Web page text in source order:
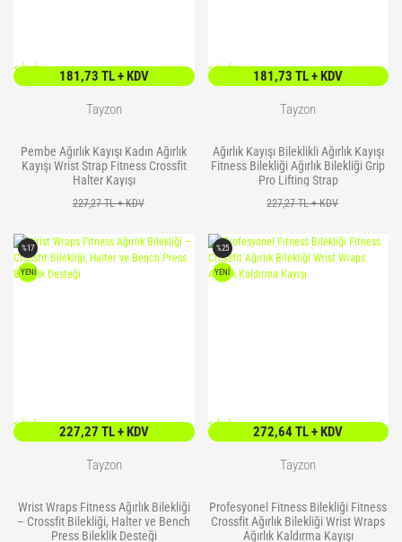
</> />
181,73 TL + KDV
Tayzon
Pembe Ağırlık Kayışı Kadın Ağırlık
Kayışı Wrist Strap Fitness Crossfit
Halter Kayışı
227,27 TL + KDV
</> />
181,73 TL + KDV
Tayzon
Ağırlık Kayışı Bileklikli Ağırlık Kayışı
Fitness Bilekliği Ağırlık Bilekliği Grip
Pro Lifting Strap
227,27 TL + KDV
%17
YENİ
</> />
227,27 TL + KDV
Tayzon
Wrist Wraps Fitness Ağırlık Bilekliği
– Crossfit Bilekliği, Halter ve Bench
Press Bileklik Desteği
%25
YENİ
</> />
272,64 TL + KDV
Tayzon
Profesyonel Fitness Bilekliği Fitness
Crossfit Ağırlık Bilekliği Wrist Wraps
Ağırlık Kaldırma Kayışı